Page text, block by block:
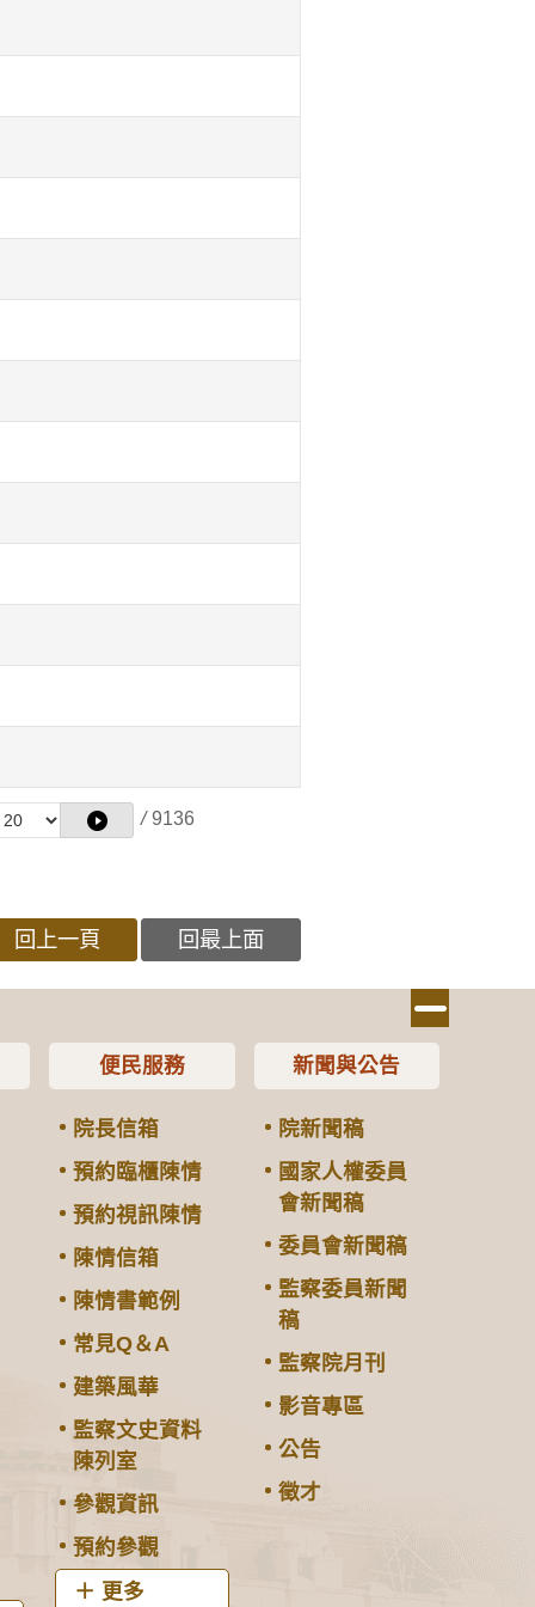
/ 9136
回上一頁 回最上面
便民服務
院長信箱
預約臨櫃陳情
預約視訊陳情
陳情信箱
陳情書範例
常見Q＆A
建築風華
監察文史資料
陳列室
參觀資訊
預約參觀
更多
新聞與公告
院新聞稿
國家人權委員
會新聞稿
委員會新聞稿
監察委員新聞
稿
監察院月刊
影音專區
公告
徵才